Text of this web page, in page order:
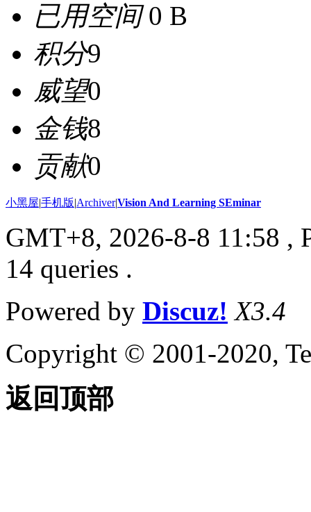
已用空间0 B
积分9
威望0
金钱8
贡献0
小黑屋|手机版|Archiver|Vision And Learning SEminar
GMT+8, 2026-8-8 11:58 ,
14 queries .
Powered by Discuz! X3.4
Copyright © 2001-2020,
返回顶部